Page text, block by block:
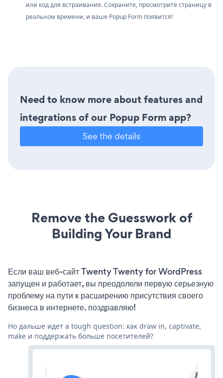
или код для встраивания. Сохраните, просмотрите страницу в
реальном времени, и ваше Popup Form появится!
Need to know more about features and
integrations of our Popup Form app?
See the details
Remove the Guesswork of
Building Your Brand
Если ваш веб-сайт Twenty Twenty for WordPress
запущен и работает, вы преодолели первую серьезную
проблему на пути к расширению присутствия своего
бизнеса в интернете. поздравляю!
Но дальше идет a tough question: как draw in, captivate,
make и поддержать больше посетителей?